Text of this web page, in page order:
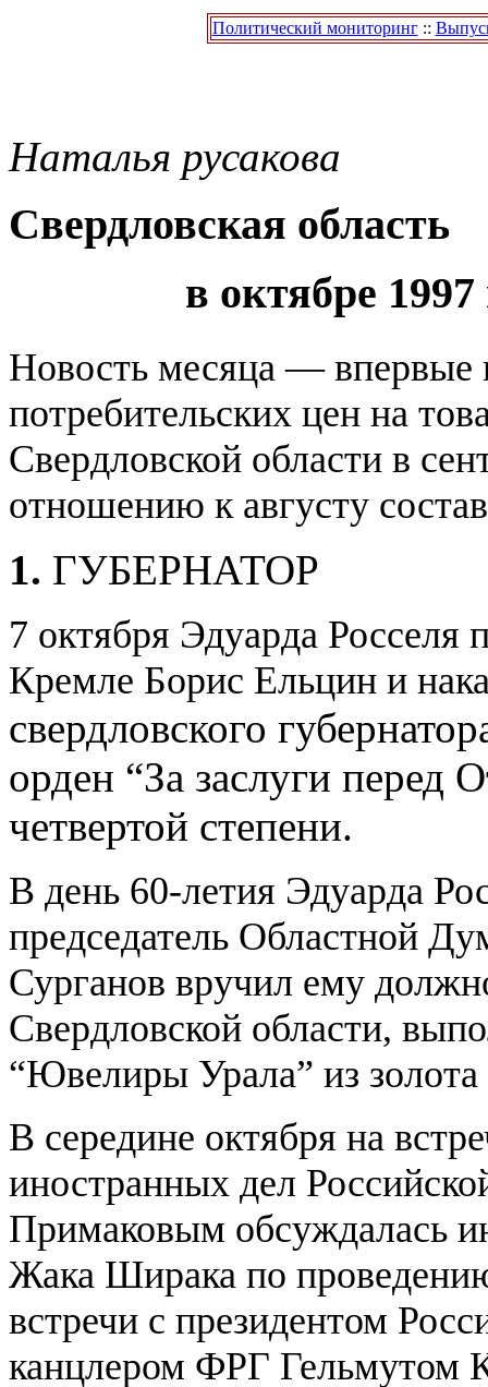
Политический мониторинг::
Наталья русакова
Cвердловская область
в октябре 1997
Новость месяца — впервые
потребительских цен на
Свердловской области в
отношению к августу
1. ГУБЕРНАТОР
7 октября Эдуарда Росселя
Кремле Борис Ельцин и
свердловского
орден “За заслуги перед
четвертой степени.
В день 60-летия Эдуарда
председатель Областной
Сурганов вручил ему
Свердловской области,
“Ювелиры Урала” из золота
В середине октября на
иностранных дел
Примаковым обсуждалась
Жака Ширака по
встречи с президентом
канцлером ФРГ Гельмутом